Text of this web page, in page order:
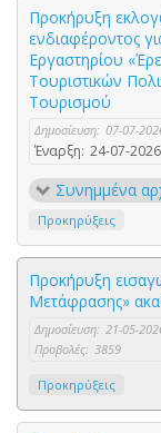
Προκήρυξη
ενδιαφέροντος
Εργαστηρίου
Τουριστικών
Τουρισμού
Δημοσίευση: 07-07-
Έναρξη: 24-07-2026
Συνημμένα
Προκηρύξεις
Προκήρυξη
Μετάφρασης»
Δημοσίευση: 21-05-
Προβολές: 3859
Προκηρύξεις